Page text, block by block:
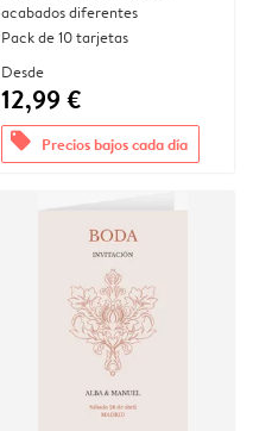
acabados diferentes
Pack de 10 tarjetas
Desde
12,99 €
offers Precios bajos cada día